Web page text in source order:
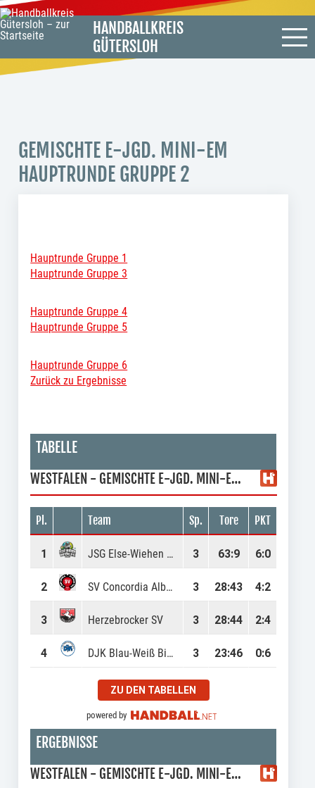
HANDBALLKREIS
GÜTERSLOH
GEMISCHTE E-JGD. MINI-EM
HAUPTRUNDE GRUPPE 2
Hauptrunde Gruppe 1
Hauptrunde Gruppe 3
Hauptrunde Gruppe 4
Hauptrunde Gruppe 5
Hauptrunde Gruppe 6
Zurück zu Ergebnisse
TABELLE
WESTFALEN - GEMISCHTE E-JGD. MINI-EM HAUPTRUNDE GRUPPE 2
Pl. Team Sp. Tore PKT
1 JSG Else-Wiehen Wölfe 3 63:9 6:0
2 SV Concordia Albachten 3 28:43 4:2
3 Herzebrocker SV 3 28:44 2:4
4 DJK Blau-Weiß Bielefeld 3 23:46 0:6
ZU DEN TABELLEN
powered by
ERGEBNISSE
WESTFALEN - GEMISCHTE E-JGD. MINI-EM HAUPTRUNDE GRUPPE 2